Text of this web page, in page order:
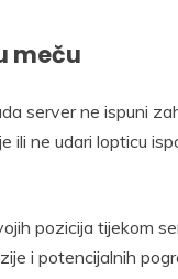
meču
server ne ispuni
ili ne udari lopticu
pozicija tijekom
i potencijalnih